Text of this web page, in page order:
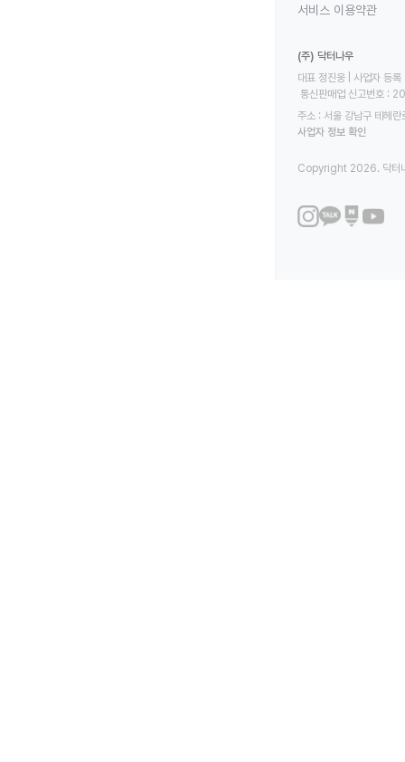
서비스 이용약관
(주) 닥터나우
대표 정진웅 | 사업자
통신판매업 신고번호
주소 : 서울 강남구 테헤
사업자 정보 확인
Copyright 2026. 닥터